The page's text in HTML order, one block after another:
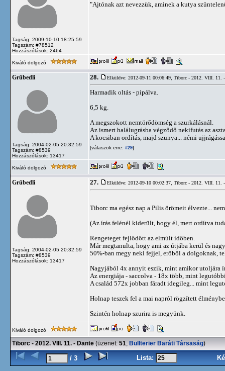
Tagság: 2009-10-10 18:25:59
Tagszám: #78512
Hozzászólások: 2464
"Ajtónak azt nevezzük, aminek a kutya
Kiváló dolgozó
Grübedli
Tagság: 2004-02-05 20:32:59
Tagszám: #8539
Hozzászólások: 13417
28. Elküldve: 2012-09-11 00:06:49, Tiborc - 2012. VIII. 11. -
Harmadik oltás - pipálva.
6,5 kg.
A megszokott nemtörődömség a szurkálásnál.
Az ismert halálugrásba végződő nekifutás az
A kocsiban ordítás, majd szunya... némi
[válaszok erre: #29]
Kiváló dolgozó
Grübedli
Tagság: 2004-02-05 20:32:59
Tagszám: #8539
Hozzászólások: 13417
27. Elküldve: 2012-09-10 00:02:37, Tiborc - 2012. VIII. 11. -
Tiborc ma egész nap a Pilis örömeit élvezte...
(Az írás felénél kiderült, hogy él, mert ordítva
Rengeteget fejlődött az elmúlt időben.
Már megtanulta, hogy ami az útjába kerül és
50%-ban megy neki fejjel, erőből a dolgoknak,
Nagyjából 4x annyit eszik, mint amikor utoljára
Az energiája - saccolva - 18x több, mint
A család 572x jobban fáradt idegileg... mint
Holnap teszek fel a mai napról rögzített
Szintén holnap szurira is megyünk.
Kiváló dolgozó
Tiborc - 2012. VIII. 11. - Dante (üzenet: 51, Bullterier Baráti Társaság)
/ 3 Lista: